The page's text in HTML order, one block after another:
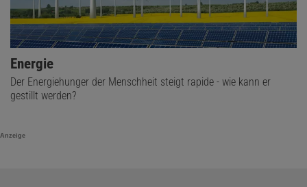
Energie
Der Energiehunger der Menschheit steigt rapide - wie kann er
gestillt werden?
Anzeige